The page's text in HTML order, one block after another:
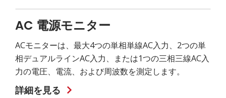
AC 電源モニター
ACモニターは、最大4つの単相単線AC入力、2つの単
相デュアルラインAC入力、または1つの三相三線AC入
力の電圧、電流、および周波数を測定します。
詳細を見る